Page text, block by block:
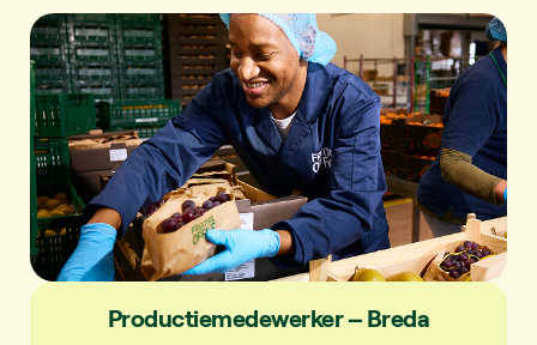
Productiemedewerker – Breda